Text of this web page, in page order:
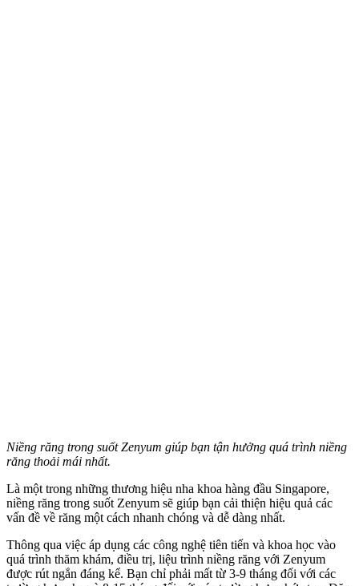
Niềng răng trong suốt Zenyum giúp bạn tận hưởng quá trình niềng
răng thoải mái nhất.
Là một trong những thương hiệu nha khoa hàng đầu Singapore,
niềng răng trong suốt Zenyum sẽ giúp bạn cải thiện hiệu quả các
vấn đề về răng một cách nhanh chóng và dễ dàng nhất.
Thông qua việc áp dụng các công nghệ tiên tiến và khoa học vào
quá trình thăm khám, điều trị, liệu trình niềng răng với Zenyum
được rút ngắn đáng kể. Bạn chỉ phải mất từ 3-9 tháng đối với các